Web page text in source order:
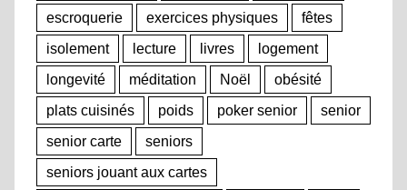
escroquerie
exercices physiques
fêtes
isolement
lecture livres
logement
longevité
méditation Noël
obésité
plats cuisinés
poids poker senior
senior
senior carte
seniors
seniors jouant aux cartes